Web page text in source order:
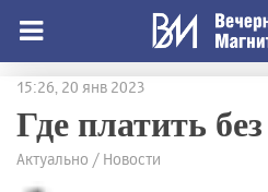
15:26, 20 янв 2023
Где платить
Актуально / Новости